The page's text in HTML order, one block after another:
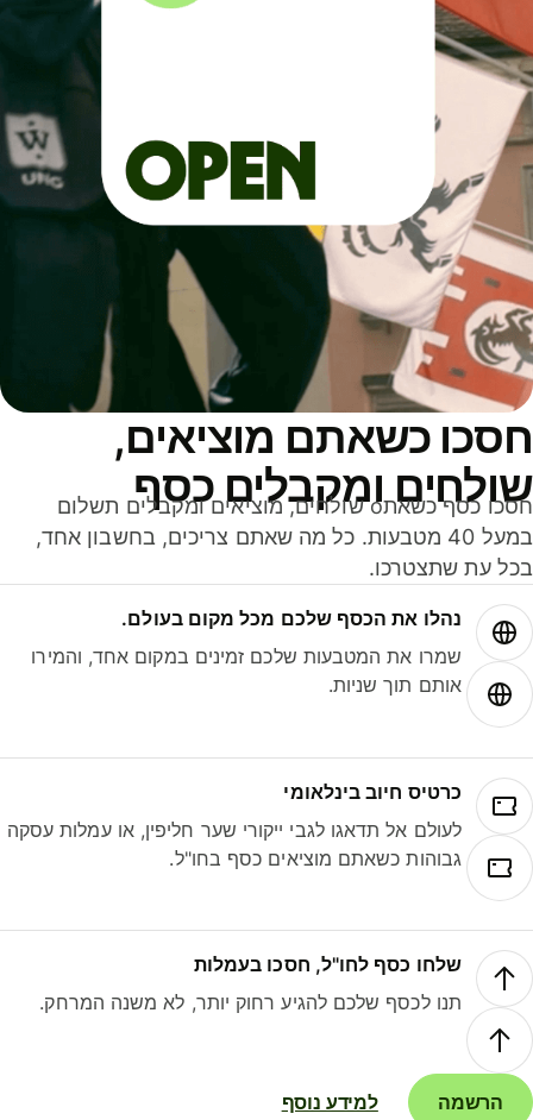
כשאתם מוציאים,
ומקבלים כסף
חסכו כסף כשאתo שולחים, מוציאים ומקבלים תשלום
במעל 40 מטבעות. כל מה שאתם צריכים, בחשבון אחד,
עת שתצטרכו.
נהלו את הכסף שלכם מכל מקום בעולם.
שמרו את המטבעות שלכם זמינים במקום אחד, והמירו
אותם תוך שניות.
כרטיס חיוב בינלאומי
לעולם אל תדאגו לגבי ייקורי שער חליפין, או עמלות עסקה
גבוהות כשאתם מוציאים כסף בחו"ל.
שלחו כסף לחו"ל, חסכו בעמלות
תנו לכסף שלכם להגיע רחוק יותר, לא משנה המרחק.
הרשמה למידע נוסף